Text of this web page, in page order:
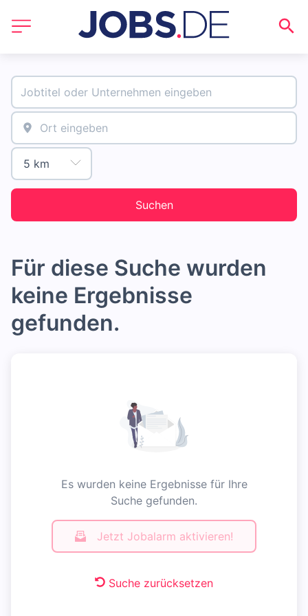
Suchen
Für diese Suche wurden
keine Ergebnisse
gefunden.
Es wurden keine Ergebnisse für Ihre
Suche gefunden.
Jetzt Jobalarm aktivieren!
Suche zurücksetzen